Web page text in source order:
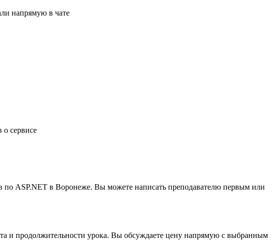
напрямую в чате
о сервисе
по ASP.NET в Воронеже. Вы можете написать преподавателю первым или
и продолжительности урока. Вы обсуждаете цену напрямую с выбранным